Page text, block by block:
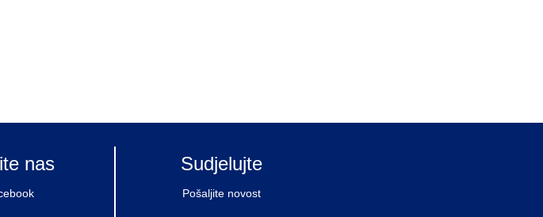
nas Sudjelujte
Pošaljite novost